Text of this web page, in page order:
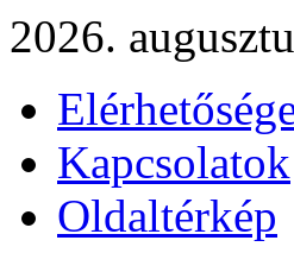
2026.
Kapcsolatok
Oldaltérkép